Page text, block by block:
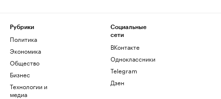
Рубрики
Политика
Экономика
Общество
Бизнес
Технологии и
медиа
Социальные
сети
ВКонтакте
Одноклассники
Telegram
Дзен